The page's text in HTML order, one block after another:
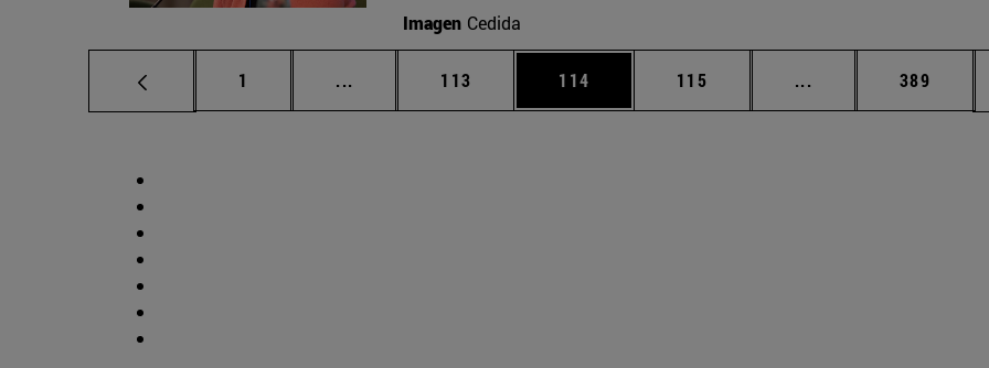
Imagen Cedida
Página
1 ... Páginas intermedias Use TAB para desplazarse.
Página
113 Página
114 Página
115 ... Páginas Página
389